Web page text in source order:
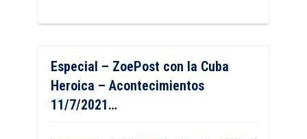
Especial – ZoePost con la Cuba
Heroica – Acontecimientos
11/7/2021…